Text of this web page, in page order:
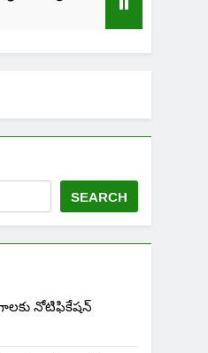
SEARCH
నోటిఫికేషన్